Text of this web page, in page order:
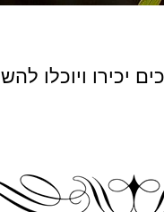
יכירו ויוכלו